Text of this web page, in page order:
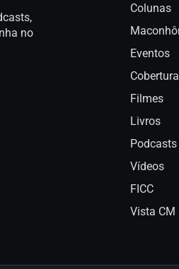
no
Colunas
Eventos
Filmes
Livros
Podcasts
Vídeos
FICC
Vista CM